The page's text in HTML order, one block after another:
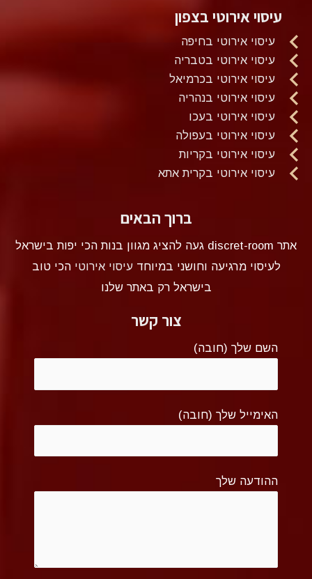
עיסוי אירוטי בצפון
עיסוי אירוטי בחיפה
עיסוי אירוטי בטבריה
עיסוי אירוטי בכרמיאל
עיסוי אירוטי בנהריה
עיסוי אירוטי בעכו
עיסוי אירוטי בעפולה
עיסוי אירוטי בקריות
עיסוי אירוטי בקרית אתא
ברוך הבאים
אתר discret-room געה להציג מגוון בנות הכי יפות בישראל
לעיסוי מרגיעה וחושני במיוחדעיסוי אירוטי הכי טוב
בישראל רק באתר שלנו
צור קשר
השם שלך (חובה)
האימייל שלך (חובה)
ההודעה שלך